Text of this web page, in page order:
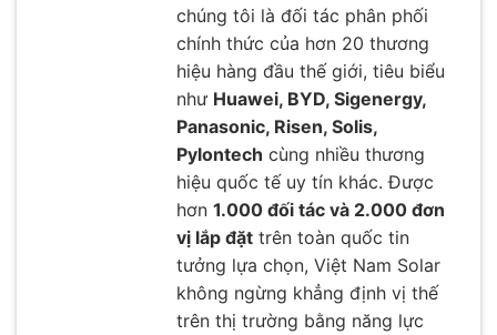
chúng tôi là đối tác phân phối
chính thức của hơn 20 thương
hiệu hàng đầu thế giới, tiêu biểu
như Huawei, BYD, Sigenergy,
Panasonic, Risen, Solis,
Pylontech cùng nhiều thương
hiệu quốc tế uy tín khác. Được
hơn 1.000 đối tác và 2.000 đơn
vị lắp đặt trên toàn quốc tin
tưởng lựa chọn, Việt Nam Solar
không ngừng khẳng định vị thế
trên thị trường bằng năng lực